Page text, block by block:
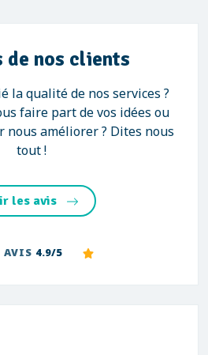
de nos clients
la qualité de nos services ?
faire part de vos idées ou
nous améliorer ? Dites nous
tout !
les avis
AVIS 4.9/5